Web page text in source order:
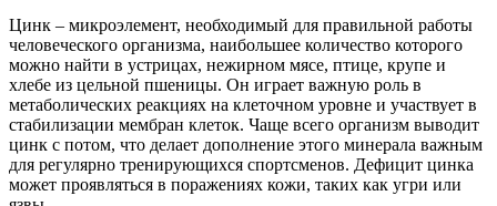
Цинк – микроэлемент, необходимый для правильной работы
человеческого организма, наибольшее количество которого
можно найти в устрицах, нежирном мясе, птице, крупе и
хлебе из цельной пшеницы. Он играет важную роль в
метаболических реакциях на клеточном уровне и участвует в
стабилизации мембран клеток. Чаще всего организм выводит
цинк с потом, что делает дополнение этого минерала важным
для регулярно тренирующихся спортсменов. Дефицит цинка
может проявляться в поражениях кожи, таких как угри или